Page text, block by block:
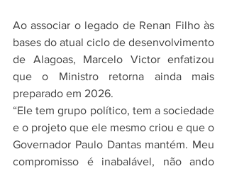
Ao associar o legado de Renan Filho às
bases do atual ciclo de desenvolvimento
de Alagoas, Marcelo Victor enfatizou
que o Ministro retorna ainda mais
preparado em 2026.
“Ele tem grupo político, tem a sociedade
e o projeto que ele mesmo criou e que o
Governador Paulo Dantas mantém. Meu
compromisso é inabalável, não ando